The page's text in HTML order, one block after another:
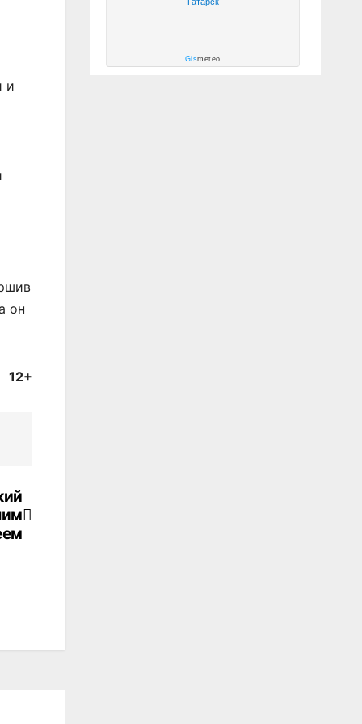
и
он
12+
Gismeteo